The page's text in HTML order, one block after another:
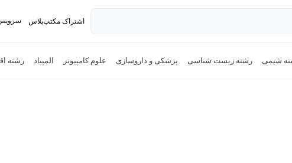
اشتراک مکتب‌پلاس
شیمی رشته زیست شناسی پزشکی و داروسازی علوم کامپیوتر المپیاد رشته